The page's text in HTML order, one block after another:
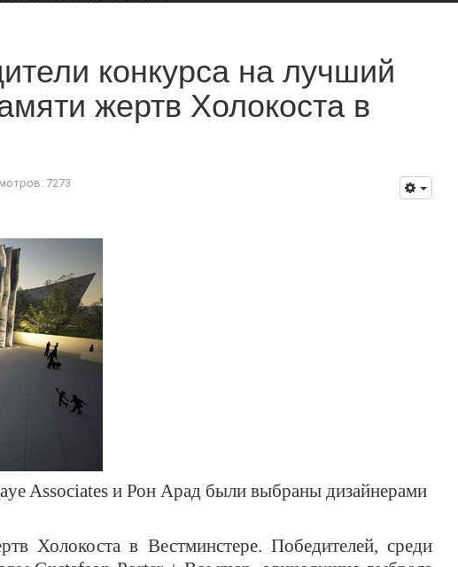
конкурса на лучший
жертв Холокоста в
7273
Associates и Рон Арад были выбраны дизайнерами
Холокоста в Вестминстере. Победителей, среди